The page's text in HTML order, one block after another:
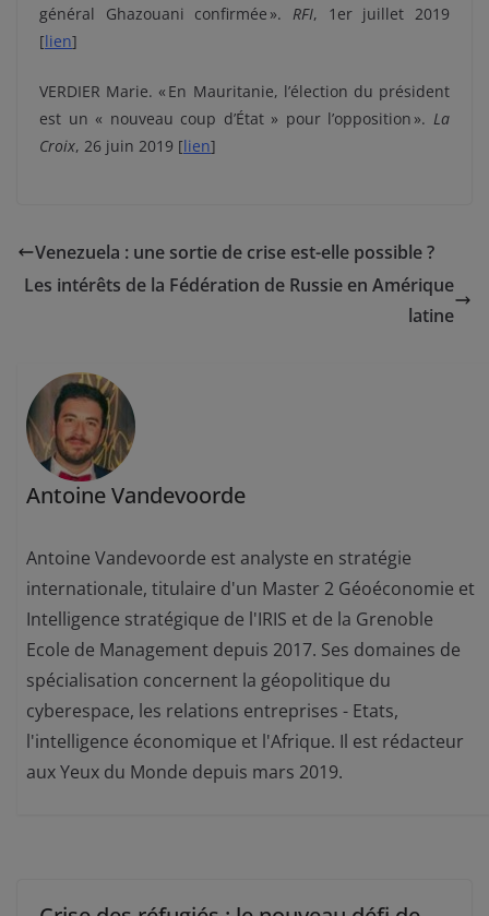
général Ghazouani confirmée ». RFI, 1er juillet 2019
[lien]
VERDIER Marie. « En Mauritanie, l’élection du président
est un « nouveau coup d’État » pour l’opposition ». La
Croix, 26 juin 2019 [lien]
Venezuela : une sortie de crise est-elle possible ?
Les intérêts de la Fédération de Russie en Amérique
latine
Antoine Vandevoorde
Antoine Vandevoorde est analyste en stratégie
internationale, titulaire d'un Master 2 Géoéconomie et
Intelligence stratégique de l'IRIS et de la Grenoble
Ecole de Management depuis 2017. Ses domaines de
spécialisation concernent la géopolitique du
cyberespace, les relations entreprises - Etats,
l'intelligence économique et l'Afrique. Il est rédacteur
aux Yeux du Monde depuis mars 2019.